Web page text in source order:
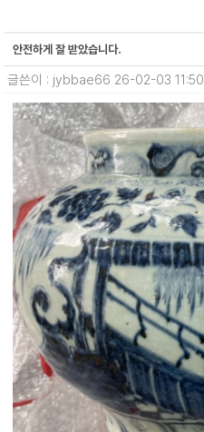
안전하게 잘 받았습니다.
글쓴이 : jybbae66 26-02-03 11:50